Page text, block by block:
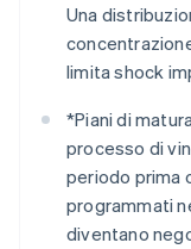
Una
limita shock
*Piani di
processo di
periodo prima
programmati
diventano